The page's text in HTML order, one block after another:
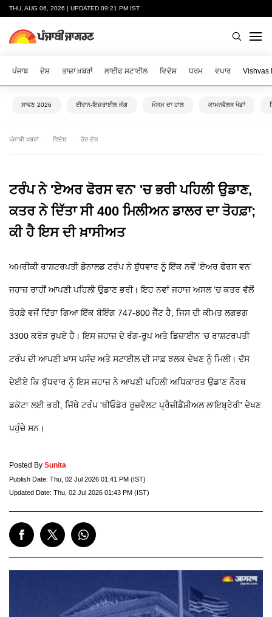
THU, AUG 06, 2026 | UPDATED 09:21 PM IST
ਪੰਜਾਬ ਦੇਸ਼ ਤਾਜ਼ਾ ਖ਼ਬਰਾਂ ਲਾਈਫ ਸਟਾਈਲ ਵਿਦੇਸ਼ ਧਰਮ ਵਪਾਰ Vishvas
ਸਾਵਣ 2026 ਈਰਾਨ-ਇਜ਼ਰਾਈਲ ਜੰਗ ਮੌਸਮ ਦਾ ਹਾਲ ਕਾਮਨਵੈਲਥ ਖੇਡਾਂ
ਪੰਜਾਬੀ ਖ਼ਬਰਾਂ ਵਿਦੇਸ਼ ਹੋਰ ਦੇਸ਼
ਟਰੰਪ ਨੇ 'ਏਅਰ ਫੋਰਸ ਵਨ' 'ਚ ਭਰੀ ਪਹਿਲੀ ਉਡਾਣ,
ਕਤਰ ਨੇ ਦਿੱਤਾ ਸੀ 400 ਮਿਲੀਅਨ ਡਾਲਰ ਦਾ ਤੋਹਫ਼ਾ;
ਕੀ ਹੈ ਇਸ ਦੀ ਖ਼ਾਸੀਅਤ
ਅਮਰੀਕੀ ਰਾਸ਼ਟਰਪਤੀ ਡੋਨਾਲਡ ਟਰੰਪ ਨੇ ਬੁੱਧਵਾਰ ਨੂੰ ਇੱਕ ਨਵੇਂ 'ਏਅਰ ਫੋਰਸ ਵਨ'
ਜਹਾਜ਼ ਰਾਹੀਂ ਆਪਣੀ ਪਹਿਲੀ ਉਡਾਣ ਭਰੀ। ਇਹ ਨਵਾਂ ਜਹਾਜ਼ ਅਸਲ 'ਚ ਕਤਰ ਵੱਲੋਂ
ਤੋਹਫ਼ੇ ਵਜੋਂ ਦਿੱਤਾ ਗਿਆ ਇੱਕ ਬੋਇੰਗ 747-800 ਜੈੱਟ ਹੈ, ਜਿਸ ਦੀ ਕੀਮਤ ਲਗਭਗ
3300 ਕਰੋੜ ਰੁਪਏ ਹੈ। ਇਸ ਜਹਾਜ਼ ਦੇ ਰੰਗ-ਰੂਪ ਅਤੇ ਡਿਜ਼ਾਈਨ 'ਚ ਰਾਸ਼ਟਰਪਤੀ
ਟਰੰਪ ਦੀ ਆਪਣੀ ਖ਼ਾਸ ਪਸੰਦ ਅਤੇ ਸਟਾਈਲ ਦੀ ਸਾਫ਼ ਝਲਕ ਦੇਖਣ ਨੂੰ ਮਿਲੀ। ਦੱਸ
ਦੇਈਏ ਕਿ ਬੁੱਧਵਾਰ ਨੂੰ ਇਸ ਜਹਾਜ਼ ਨੇ ਆਪਣੀ ਪਹਿਲੀ ਅਧਿਕਾਰਤ ਉਡਾਣ ਨੌਰਥ
ਡਕੋਟਾ ਲਈ ਭਰੀ, ਜਿੱਥੇ ਟਰੰਪ 'ਥੀਓਡੋਰ ਰੂਜ਼ਵੈਲਟ ਪ੍ਰੈਜ਼ੀਡੈਂਸ਼ੀਅਲ ਲਾਇਬ੍ਰੇਰੀ' ਦੇਖਣ
ਪਹੁੰਚੇ ਸਨ।
Posted By Sunita
Publish Date: Thu, 02 Jul 2026 01:41 PM (IST)
Updated Date: Thu, 02 Jul 2026 01:43 PM (IST)